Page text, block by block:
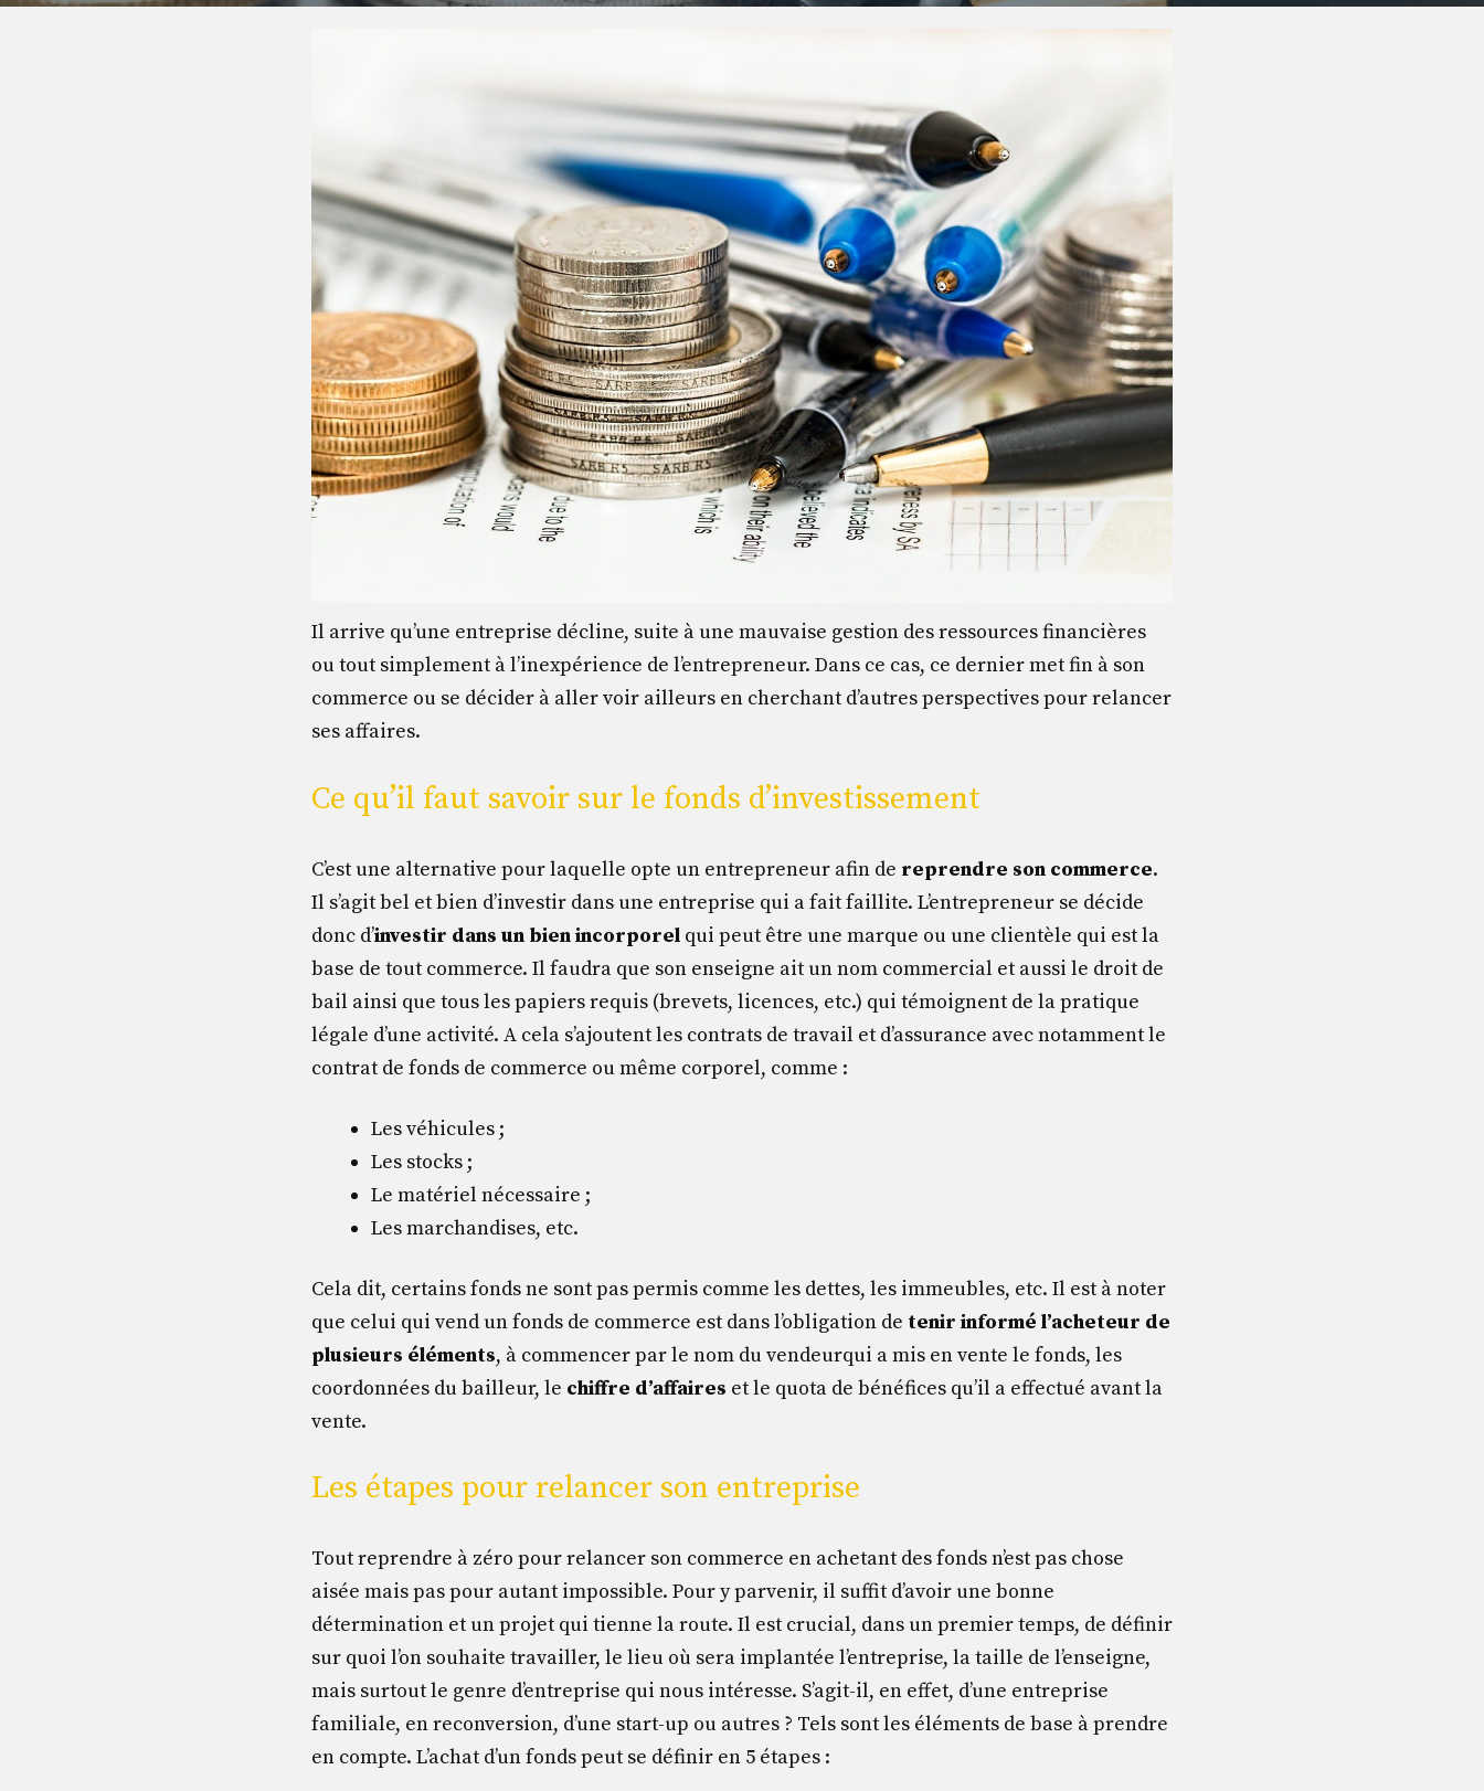
Il arrive qu’une entreprise décline, suite à une mauvaise gestion des ressources financières
ou tout simplement à l’inexpérience de l’entrepreneur. Dans ce cas, ce dernier met fin à son
commerce ou se décider à aller voir ailleurs en cherchant d’autres perspectives pour relancer
ses affaires.
Ce qu’il faut savoir sur le fonds d’investissement
C’est une alternative pour laquelle opte un entrepreneur afin de reprendre son commerce.
Il s’agit bel et bien d’investir dans une entreprise qui a fait faillite. L’entrepreneur se décide
donc d’investir dans un bien incorporel qui peut être une marque ou une clientèle qui est la
base de tout commerce. Il faudra que son enseigne ait un nom commercial et aussi le droit de
bail ainsi que tous les papiers requis (brevets, licences, etc.) qui témoignent de la pratique
légale d’une activité. A cela s’ajoutent les contrats de travail et d’assurance avec notamment le
contrat de fonds de commerce ou même corporel, comme :
Les véhicules ;
Les stocks ;
Le matériel nécessaire ;
Les marchandises, etc.
Cela dit, certains fonds ne sont pas permis comme les dettes, les immeubles, etc. Il est à noter
que celui qui vend un fonds de commerce est dans l’obligation de tenir informé l’acheteur de
plusieurs éléments, à commencer par le nom du vendeurqui a mis en vente le fonds, les
coordonnées du bailleur, le chiffre d’affaires et le quota de bénéfices qu’il a effectué avant la
vente.
Les étapes pour relancer son entreprise
Tout reprendre à zéro pour relancer son commerce en achetant des fonds n’est pas chose
aisée mais pas pour autant impossible. Pour y parvenir, il suffit d’avoir une bonne
détermination et un projet qui tienne la route. Il est crucial, dans un premier temps, de définir
sur quoi l’on souhaite travailler, le lieu où sera implantée l’entreprise, la taille de l’enseigne,
mais surtout le genre d’entreprise qui nous intéresse. S’agit-il, en effet, d’une entreprise
familiale, en reconversion, d’une start-up ou autres ? Tels sont les éléments de base à prendre
en compte. L’achat d’un fonds peut se définir en 5 étapes :